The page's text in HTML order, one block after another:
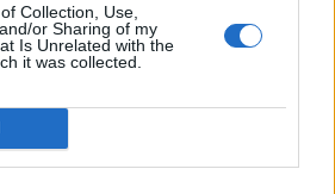
Collection, Use,
or Sharing of my
Is Unrelated with the
it was collected.
LISÄÄ TEKIJÄLTÄ
julkisti ketjut Sveitsi-peliin –
Barkov tekee paluun